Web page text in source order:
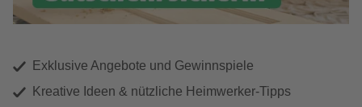
Exklusive Angebote und Gewinnspiele
Kreative Ideen & nützliche Heimwerker-Tipps